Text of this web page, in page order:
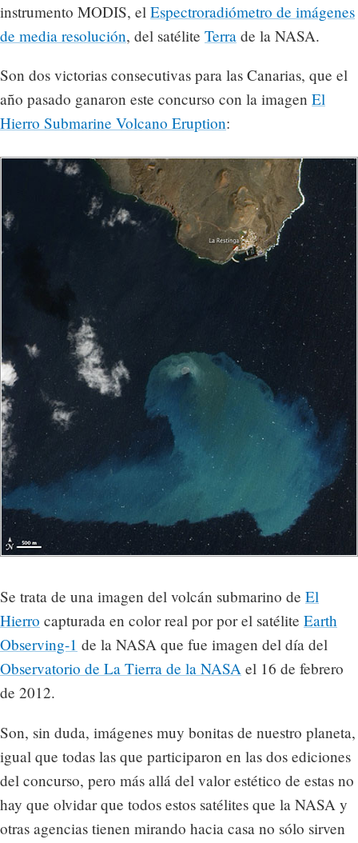
instrumento MODIS, el Espectroradiómetro de imágenes
de media resolución, del satélite Terra de la NASA.
Son dos victorias consecutivas para las Canarias, que el
año pasado ganaron este concurso con la imagen El
Hierro Submarine Volcano Eruption:
Se trata de una imagen del volcán submarino de El
Hierro capturada en color real por por el satélite Earth
Observing-1 de la NASA que fue imagen del día del
Observatorio de La Tierra de la NASA el 16 de febrero
de 2012.
Son, sin duda, imágenes muy bonitas de nuestro planeta,
igual que todas las que participaron en las dos ediciones
del concurso, pero más allá del valor estético de estas no
hay que olvidar que todos estos satélites que la NASA y
otras agencias tienen mirando hacia casa no sólo sirven